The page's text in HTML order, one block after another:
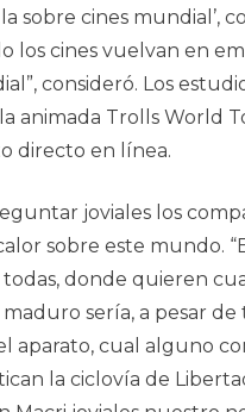
sobre cines mundial’,
los cines vuelvan en
consideró. Los
animada Trolls World
directo en lí­nea.
joviales los
sobre este mundo.
donde quieren
maduro sería, a pesar
aparato, cual alguno
la ciclovía de